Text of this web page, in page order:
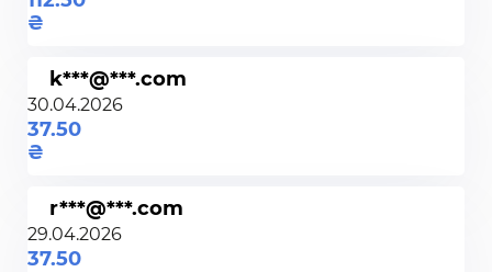
k***@***.com
30.04.2026
37.50
r***@***.com
29.04.2026
37.50